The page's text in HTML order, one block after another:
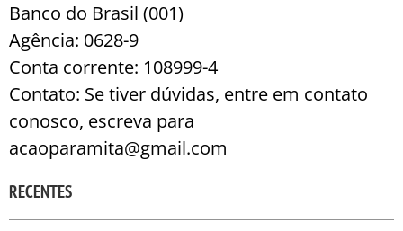
Banco do Brasil (001)
Agência: 0628-9
Conta corrente: 108999-4
Contato: Se tiver dúvidas, entre em contato
conosco, escreva para
acaoparamita@gmail.com
RECENTES